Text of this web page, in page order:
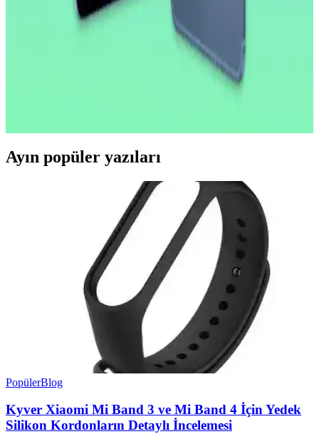
2026 İlk Yarısında A18 Çipli Yeni iPad Modeli ve
2026'nın ilk yarısında çıkacak yeni iPad modeli A18 çip ve 8 GB
RAM ile performansını artırıyor. OLED ekran ve ProMotion
Ayın popüler yazıları
PopülerBlog
Kyver Xiaomi Mi Band 3 ve Mi Band 4 İçin Yedek
Silikon Kordonların Detaylı İncelemesi